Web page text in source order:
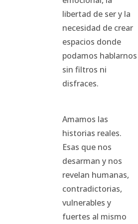
libertad de ser y la
necesidad de crear
espacios donde
podamos hablarnos
sin filtros ni
disfraces.
Amamos las
historias reales.
Esas que nos
desarman y nos
revelan humanas,
contradictorias,
vulnerables y
fuertes al mismo